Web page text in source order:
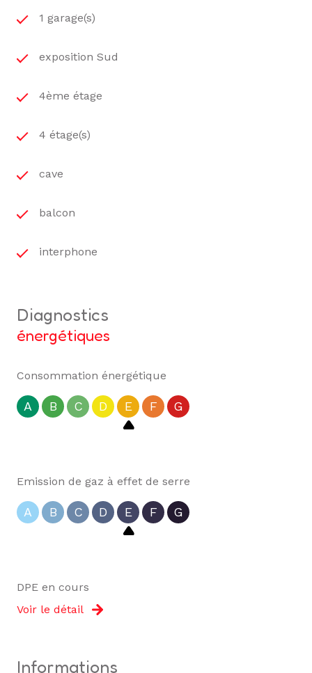
1 garage(s)
exposition Sud
4ème étage
4 étage(s)
cave
balcon
interphone
diagnostics
énergétiques
Consommation énergétique
A B C D E F G
Emission de gaz à effet de serre
A B C D E F G
DPE en cours
Voir le détail
informations